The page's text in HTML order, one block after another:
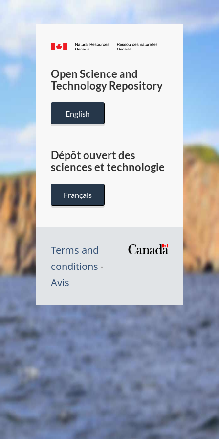
Canada.ca
/
Canada
Open Science and
Technology Repository
English
Dépôt ouvert des
sciences et technologie
Français
Terms and
conditions
Avis
Symbole
Canada